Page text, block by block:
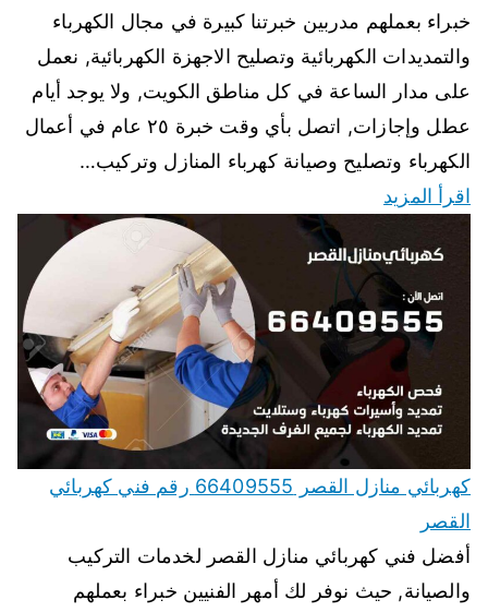
خبراء بعملهم مدربين خبرتنا كبيرة في مجال الكهرباء
والتمديدات الكهربائية وتصليح الاجهزة الكهربائية, نعمل
على مدار الساعة في كل مناطق الكويت, ولا يوجد أيام
عطل وإجازات, اتصل بأي وقت خبرة ٢٥ عام في أعمال
الكهرباء وتصليح وصيانة كهرباء المنازل وتركيب…
اقرأ المزيد
كهربائي منازل القصر 66409555 رقم فني كهربائي
القصر
أفضل فني كهربائي منازل القصر لخدمات التركيب
والصيانة, حيث نوفر لك أمهر الفنيين خبراء بعملهم